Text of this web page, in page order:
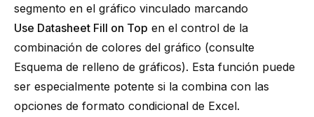
segmento en el gráfico vinculado marcando
Use Datasheet Fill on Top en el control de la
combinación de colores del gráfico (consulte
Esquema de relleno de gráficos). Esta función puede
ser especialmente potente si la combina con las
opciones de formato condicional de Excel.